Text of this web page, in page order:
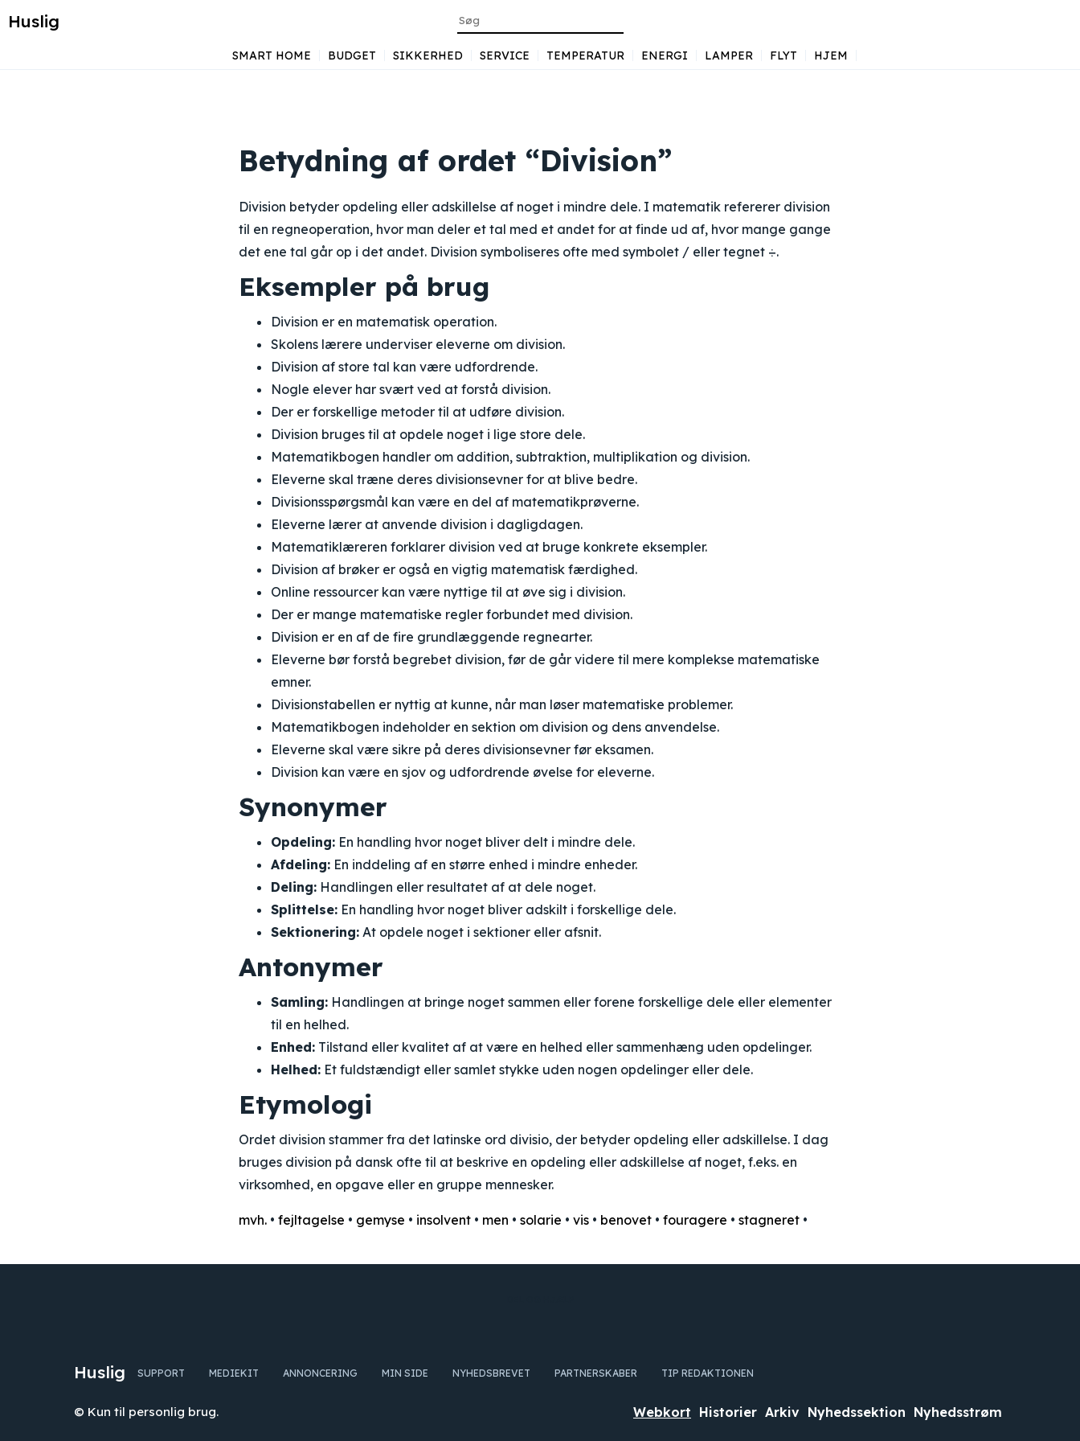
Huslig
SMART HOME BUDGET SIKKERHED SERVICE TEMPERATUR ENERGI LAMPER FLYT HJEM
Betydning af ordet “Division”
Division betyder opdeling eller adskillelse af noget i mindre dele. I matematik refererer division
til en regneoperation, hvor man deler et tal med et andet for at finde ud af, hvor mange gange
det ene tal går op i det andet. Division symboliseres ofte med symbolet / eller tegnet ÷.
Eksempler på brug
Division er en matematisk operation.
Skolens lærere underviser eleverne om division.
Division af store tal kan være udfordrende.
Nogle elever har svært ved at forstå division.
Der er forskellige metoder til at udføre division.
Division bruges til at opdele noget i lige store dele.
Matematikbogen handler om addition, subtraktion, multiplikation og division.
Eleverne skal træne deres divisionsevner for at blive bedre.
Divisionsspørgsmål kan være en del af matematikprøverne.
Eleverne lærer at anvende division i dagligdagen.
Matematiklæreren forklarer division ved at bruge konkrete eksempler.
Division af brøker er også en vigtig matematisk færdighed.
Online ressourcer kan være nyttige til at øve sig i division.
Der er mange matematiske regler forbundet med division.
Division er en af de fire grundlæggende regnearter.
Eleverne bør forstå begrebet division, før de går videre til mere komplekse matematiske
emner.
Divisionstabellen er nyttig at kunne, når man løser matematiske problemer.
Matematikbogen indeholder en sektion om division og dens anvendelse.
Eleverne skal være sikre på deres divisionsevner før eksamen.
Division kan være en sjov og udfordrende øvelse for eleverne.
Synonymer
Opdeling: En handling hvor noget bliver delt i mindre dele.
Afdeling: En inddeling af en større enhed i mindre enheder.
Deling: Handlingen eller resultatet af at dele noget.
Splittelse: En handling hvor noget bliver adskilt i forskellige dele.
Sektionering: At opdele noget i sektioner eller afsnit.
Antonymer
Samling: Handlingen at bringe noget sammen eller forene forskellige dele eller elementer
til en helhed.
Enhed: Tilstand eller kvalitet af at være en helhed eller sammenhæng uden opdelinger.
Helhed: Et fuldstændigt eller samlet stykke uden nogen opdelinger eller dele.
Etymologi
Ordet division stammer fra det latinske ord divisio, der betyder opdeling eller adskillelse. I dag
bruges division på dansk ofte til at beskrive en opdeling eller adskillelse af noget, f.eks. en
virksomhed, en opgave eller en gruppe mennesker.
mvh. • fejltagelse • gemyse • insolvent • men • solarie • vis • benovet • fouragere • stagneret •
Huslig SUPPORT MEDIEKIT ANNONCERING MIN SIDE NYHEDSBREVET PARTNERSKABER TIP REDAKTIONEN
© Kun til personlig brug. Webkort Historier Arkiv Nyhedssektion Nyhedsstrøm